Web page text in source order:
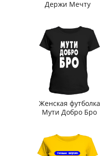
Держи Мечту
Женская футболка
Мути Добро Бро